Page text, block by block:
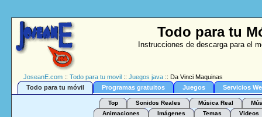
Todo para tu
Instrucciones de descarga para el
JoseanE.com :: Todo para tu movil :: Juegos java :: Da Vinci Maquinas
Todo para tu móvil
Programas gratuitos Juegos Servicios
Top Sonidos Reales Música Real
Animaciones
Imágenes Temas Videos